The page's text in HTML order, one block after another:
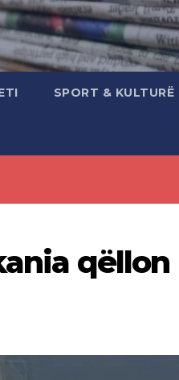
SPORT & KULTURË
qëllon